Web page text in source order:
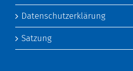
Datenschutzerklärung
Satzung